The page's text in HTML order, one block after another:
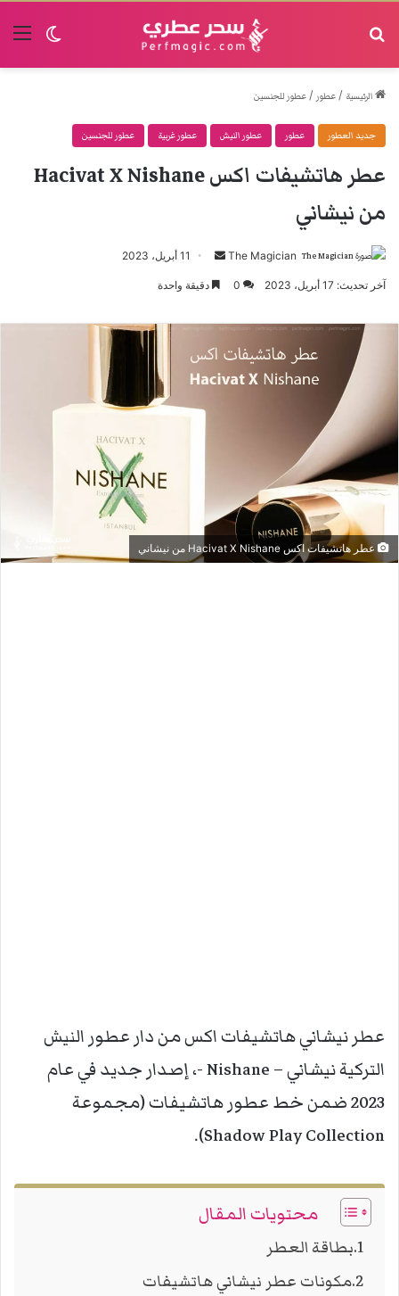
الوضع
الرئيسية /عطور/عطور للجنسين
جديد العطور عطور عطور النيش عطور غربية عطور للجنسين
عطر هاتشيفات اكس Hacivat X Nishane
من نيشاني
The Magician
أرسل
بريدا
11 أبريل، 2023
آخر تحديث: 17 أبريل، 2023 0 دقيقة واحدة
عطر هاتشيفات اكس Hacivat X Nishane من نيشاني
عطر نيشاني هاتشيفات اكس من دار عطور النيش
التركية نيشاني – Nishane -، إصدار جديد في عام
2023 ضمن خط عطور هاتشيفات (مجموعة
Shadow Play Collection).
محتويات المقال
بطاقة العطر
مكونات عطر نيشاني هاتشيفات